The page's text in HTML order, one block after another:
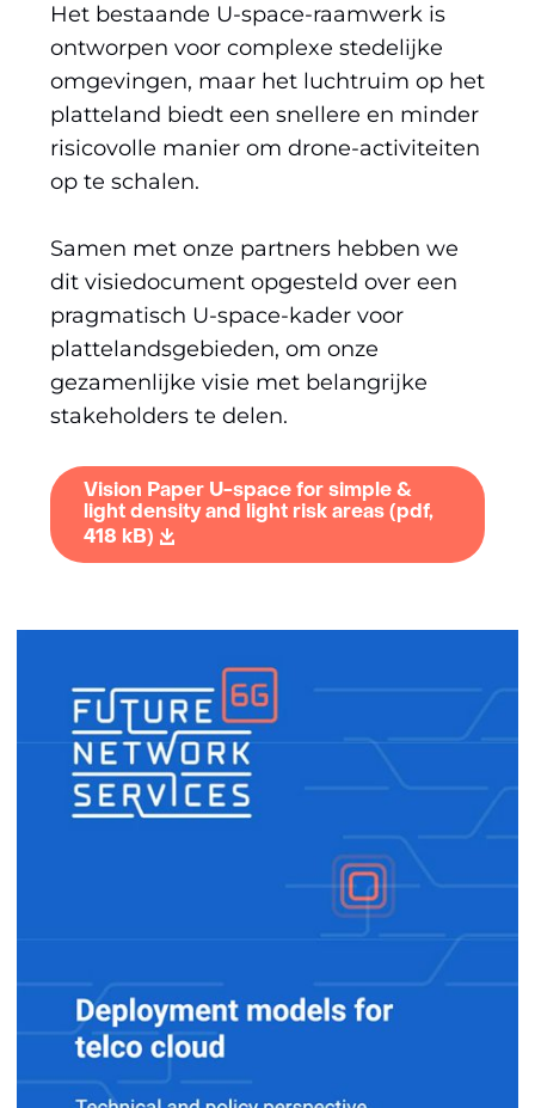
Het bestaande U-space-raamwerk is
ontworpen voor complexe stedelijke
omgevingen, maar het luchtruim op het
platteland biedt een snellere en minder
risicovolle manier om drone-activiteiten
op te schalen.
Samen met onze partners hebben we
dit visiedocument opgesteld over een
pragmatisch U-space-kader voor
plattelandsgebieden, om onze
gezamenlijke visie met belangrijke
stakeholders te delen.
Vision Paper U-space for simple &
light density and light risk areas (pdf,
418 kB)